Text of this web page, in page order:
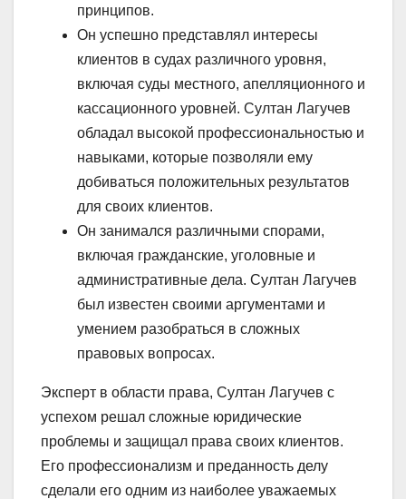
принципов.
Он успешно представлял интересы
клиентов в судах различного уровня,
включая суды местного, апелляционного и
кассационного уровней. Султан Лагучев
обладал высокой профессиональностью и
навыками, которые позволяли ему
добиваться положительных результатов
для своих клиентов.
Он занимался различными спорами,
включая гражданские, уголовные и
административные дела. Султан Лагучев
был известен своими аргументами и
умением разобраться в сложных
правовых вопросах.
Эксперт в области права, Султан Лагучев с
успехом решал сложные юридические
проблемы и защищал права своих клиентов.
Его профессионализм и преданность делу
сделали его одним из наиболее уважаемых